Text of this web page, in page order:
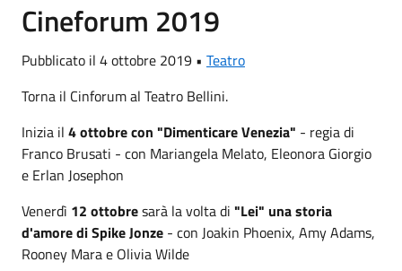
Cineforum 2019
Pubblicato il 4 ottobre 2019 • Teatro
Torna il Cinforum al Teatro Bellini.
Inizia il 4 ottobre con "Dimenticare Venezia" - regia di
Franco Brusati - con Mariangela Melato, Eleonora Giorgio
e Erlan Josephon
Venerdì 12 ottobresarà la volta di "Lei" una storia
d'amore di Spike Jonze - con Joakin Phoenix, Amy Adams,
Rooney Mara e Olivia Wilde